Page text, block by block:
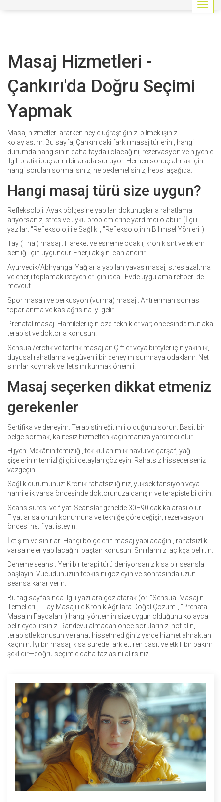
G
e
a
t
Masaj Hizmetleri -
Çankırı'da Doğru Seçimi
Yapmak
Masaj hizmetleri ararken neyle uğraştığınızı bilmek işinizi
kolaylaştırır. Bu sayfa, Çankırı'daki farklı masaj türlerini, hangi
durumda hangisinin daha faydalı olacağını, rezervasyon ve hijyenle
ilgili pratik ipuçlarını bir arada sunuyor. Hemen sonuç almak için
hangi soruları sormalısınız, ne beklemelisiniz; hepsi aşağıda.
Hangi masaj türü size uygun?
Refleksoloji: Ayak bölgesine yapılan dokunuşlarla rahatlama
arıyorsanız, stres ve uyku problemlerine yardımcı olabilir. (İlgili
yazılar: "Refleksoloji ile Sağlık", "Refleksolojinin Bilimsel Yönleri")
Tay (Thai) masajı: Hareket ve esneme odaklı, kronik sırt ve eklem
sertliği için uygundur. Enerji akışını canlandırır.
Ayurvedik/Abhyanga: Yağlarla yapılan yavaş masaj, stres azaltma
ve enerji toplamak isteyenler için ideal. Evde uygulama rehberi de
mevcut.
Spor masajı ve perkusyon (vurma) masajı: Antrenman sonrası
toparlanma ve kas ağrısına iyi gelir.
Prenatal masaj: Hamileler için özel teknikler var; öncesinde mutlaka
terapist ve doktorla konuşun.
Sensual/erotik ve tantrik masajlar: Çiftler veya bireyler için yakınlık,
duyusal rahatlama ve güvenli bir deneyim sunmaya odaklanır. Net
sınırlar koymak ve iletişim kurmak önemli.
Masaj seçerken dikkat etmeniz
gerekenler
Sertifika ve deneyim: Terapistin eğitimli olduğunu sorun. Basit bir
belge sormak, kalitesiz hizmetten kaçınmanıza yardımcı olur.
Hijyen: Mekânın temizliği, tek kullanımlık havlu ve çarşaf, yağ
şişelerinin temizliği gibi detayları gözleyin. Rahatsız hissederseniz
vazgeçin.
Sağlık durumunuz: Kronik rahatsızlığınız, yüksek tansiyon veya
hamilelik varsa öncesinde doktorunuza danışın ve terapiste bildirin.
Seans süresi ve fiyat: Seanslar genelde 30–90 dakika arası olur.
Fiyatlar salonun konumuna ve tekniğe göre değişir; rezervasyon
öncesi net fiyat isteyin.
İletişim ve sınırlar: Hangi bölgelerin masaj yapılacağını, rahatsızlık
varsa neler yapılacağını baştan konuşun. Sınırlarınızı açıkça belirtin.
Deneme seansı: Yeni bir terapi türü deniyorsanız kısa bir seansla
başlayın. Vücudunuzun tepkisini gözleyin ve sonrasında uzun
seansa karar verin.
Bu tag sayfasında ilgili yazılara göz atarak (ör. "Sensual Masajın
Temelleri", "Tay Masajı ile Kronik Ağrılara Doğal Çözüm", "Prenatal
Masajın Faydaları") hangi yöntemin size uygun olduğunu kolayca
belirleyebilirsiniz. Randevu almadan önce sorularınızı not alın,
terapistle konuşun ve rahat hissetmediğiniz yerde hizmet almaktan
kaçının. İyi bir masaj, kısa sürede fark ettiren basit ve etkili bir bakım
şeklidir—doğru seçimle daha fazlasını alırsınız.